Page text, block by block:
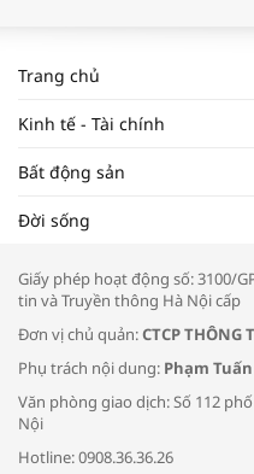
NAM
ĐẬP
Tọa
Bác sĩ
Trang chủ
Kinh tế - Tài chính
Bất động sản
Đời sống
Giấy phép hoạt động số: 3100/
tin và Truyền thông Hà Nội cấp
Đơn vị chủ quản:CTCP THÔNG
Phụ trách nội dung: Phạm
Văn phòng giao dịch: Số 112
Nội
Hotline: 0908.36.36.26